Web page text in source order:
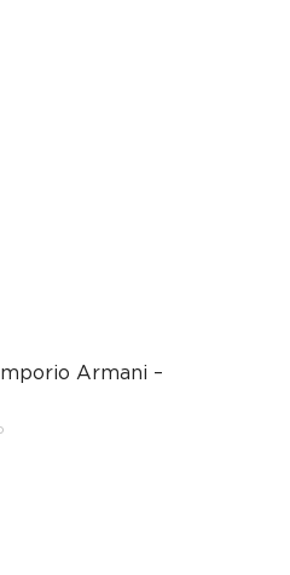
Armani –